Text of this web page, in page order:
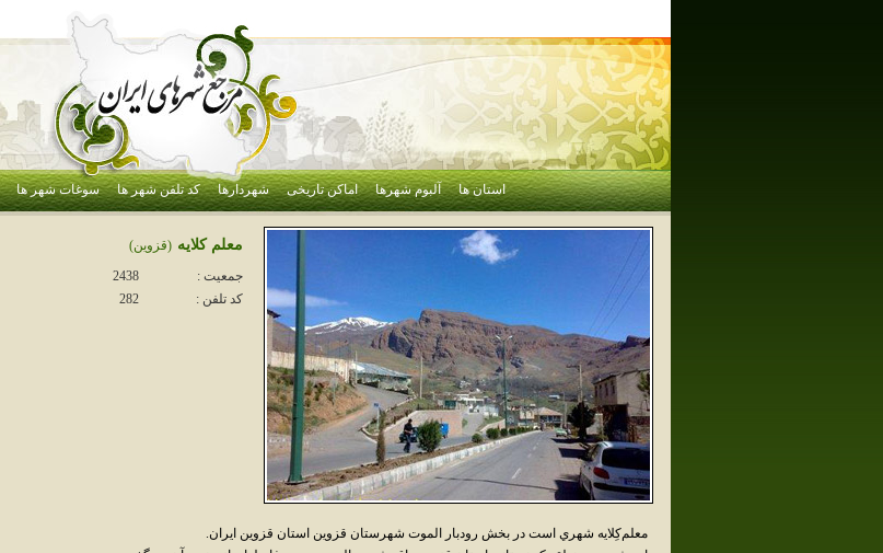
استان ها آلبوم شهرها اماکن تاریخی شهردارها کد تلفن شهر ها سوغات شهر ها
معلم كلايه (قزوين)
جمعیت :
2438
کد تلفن :
282
معلم‌کِلايه شهري است در بخش رودبار الموت شهرستان قزوين استان قزوين ايران.